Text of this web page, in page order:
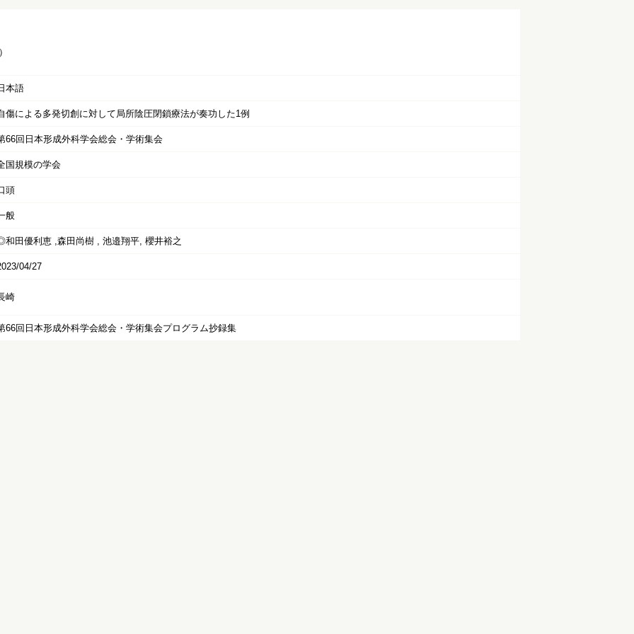
本語
傷による多発切創に対して局所陰圧閉鎖療法が奏功した1例
66回日本形成外科学会総会・学術集会
国規模の学会
頭
般
和田優利恵 ,森田尚樹 , 池邉翔平, 櫻井裕之
04/27
崎
66回日本形成外科学会総会・学術集会プログラム抄録集